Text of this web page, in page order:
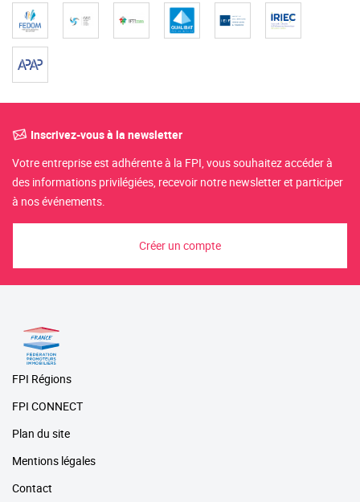
Inscrivez-vous à la newsletter
Votre entreprise est adhérente à la FPI, vous souhaitez accéder à
des informations privilégiées, recevoir notre newsletter et participer
à nos événements.
Créer un compte
FPI Régions
FPI CONNECT
Plan du site
Mentions légales
Contact